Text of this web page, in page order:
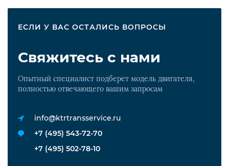
ЕСЛИ У ВАС ОСТАЛИСЬ ВОПРОСЫ
Свяжитесь с нами
Опытный специалист подберет модель двигателя,
полностью отвечающего вашим запросам
info@ktrtransservice.ru
+7 (495) 543-72-70
+7 (495) 502-78-10